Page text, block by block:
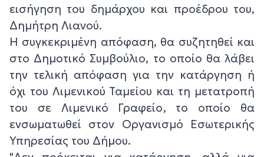
εισήγηση του δημάρχου και προέδρου του,
Δημήτρη Λιανού.
Η συγκεκριμένη απόφαση, θα συζητηθεί και
στο Δημοτικό Συμβούλιο, το οποίο θα λάβει
την τελική απόφαση για την κατάργηση ή
όχι του Λιμενικού Ταμείου και τη μετατροπή
του σε Λιμενικό Γραφείο, το οποίο θα
ενσωματωθεί στον Οργανισμό Εσωτερικής
Υπηρεσίας του Δήμου.